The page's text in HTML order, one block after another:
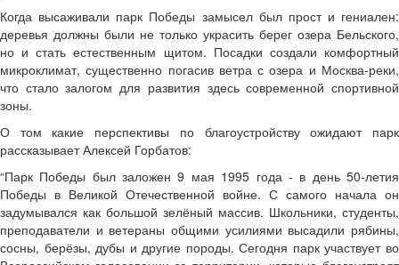
Когда высаживали парк Победы замысел был прост и гениален:
деревья должны были не только украсить берег озера Бельского,
но и стать естественным щитом. Посадки создали комфортный
микроклимат, существенно погасив ветра с озера и Москва-реки,
что стало залогом для развития здесь современной спортивной
зоны.
О том какие перспективы по благоустройству ожидают парк
рассказывает Алексей Горбатов:
“Парк Победы был заложен 9 мая 1995 года - в день 50-летия
Победы в Великой Отечественной войне. С самого начала он
задумывался как большой зелёный массив. Школьники, студенты,
преподаватели и ветераны общими усилиями высадили рябины,
сосны, берёзы, дубы и другие породы. Сегодня парк участвует во